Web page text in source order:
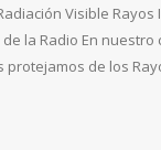
Visible
la Radio En nuestro
de los